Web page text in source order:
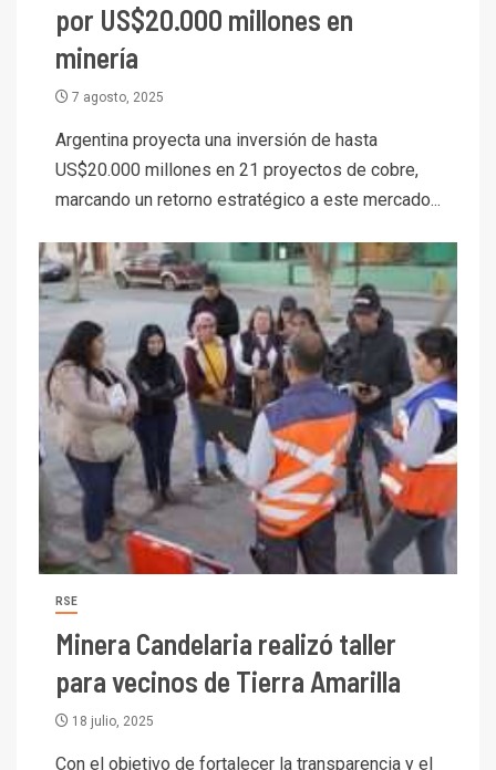
por US$20.000 millones en
minería
7 agosto, 2025
Argentina proyecta una inversión de hasta
US$20.000 millones en 21 proyectos de cobre,
marcando un retorno estratégico a este mercado...
RSE
Minera Candelaria realizó taller
para vecinos de Tierra Amarilla
18 julio, 2025
Con el objetivo de fortalecer la transparencia y el